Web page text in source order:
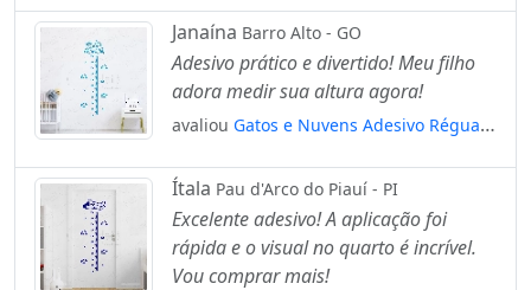
de Altura para Quarto, Porta e Parede
Mod:229
Janaína Barro Alto - GO
Adesivo prático e divertido! Meu filho
adora medir sua altura agora!
avaliou Gatos e Nuvens Adesivo Régua
Altura para Quarto, Porta e Parede
Mod:61
Ítala Pau d'Arco do Piauí - PI
Excelente adesivo! A aplicação foi
rápida e o visual no quarto é incrível.
Vou comprar mais!